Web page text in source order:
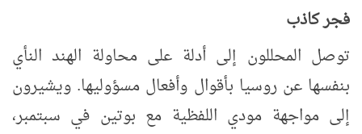
فجر كاذب
توصل المحللون إلى أدلة على محاولة الهند النأي
بنفسها عن روسيا بأقوال وأفعال مسؤوليها. ويشيرون
إلى مواجهة مودي اللفظية مع بوتين في سبتمبر،